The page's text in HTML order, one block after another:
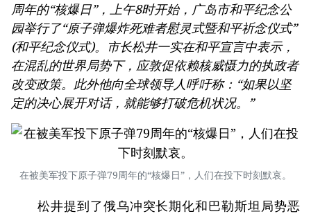
周年的“核爆日”，上午8时开始，广岛市和平纪念公
园举行了“原子弹爆炸死难者慰灵式暨和平祈念仪式”
(和平纪念仪式)。市长松井一实在和平宣言中表示，
在混乱的世界局势下，应敦促依赖核威慑力的执政者
改变政策。此外他向全球领导人呼吁称：“如果以坚
定的决心展开对话，就能够打破危机状况。”
在被美军投下原子弹79周年的“核爆日”，人们在投下时刻默哀。
松井提到了俄乌冲突长期化和巴勒斯坦局势恶